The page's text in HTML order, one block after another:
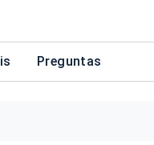
Preguntas